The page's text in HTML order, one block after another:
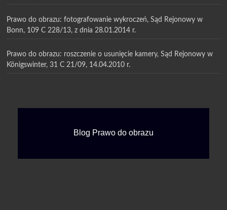
Prawo do obrazu: fotografowanie wykroczeń, Sąd Rejonowy w
Bonn, 109 C 228/13, z dnia 28.01.2014 r.
Prawo do obrazu: roszczenie o usunięcie kamery, Sąd Rejonowy w
Königswinter, 31 C 21/09, 14.04.2010 r.
Blog Prawo do obrazu